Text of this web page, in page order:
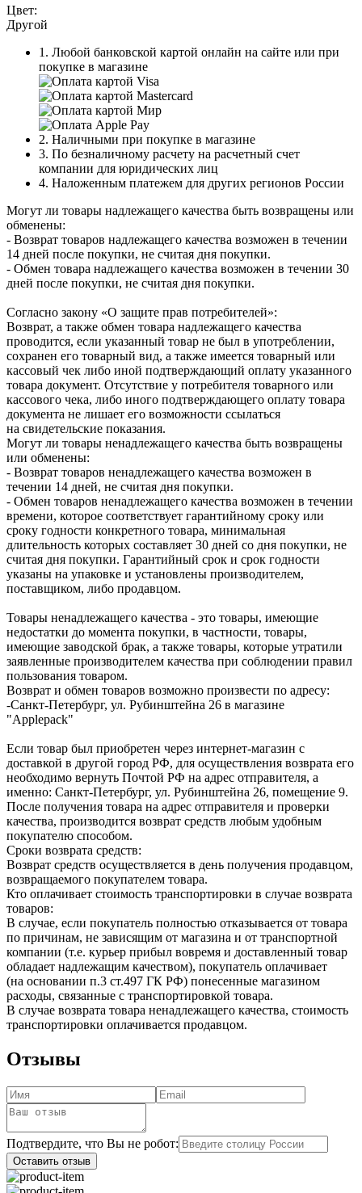
Цвет:
Другой
1. Любой банковской картой онлайн на сайте или при
покупке в магазине
2. Наличными при покупке в магазине
3. По безналичному расчету на расчетный счет
компании для юридических лиц
4. Наложенным платежем для других регионов России
Могут ли товары надлежащего качества быть возвращены или
обменены:
- Возврат товаров надлежащего качества возможен в течении
14 дней после покупки, не считая дня покупки.
- Обмен товара надлежащего качества возможен в течении 30
дней после покупки, не считая дня покупки.
Согласно закону «О защите прав потребителей»:
Возврат, а также обмен товара надлежащего качества
проводится, если указанный товар не был в употреблении,
сохранен его товарный вид, а также имеется товарный или
кассовый чек либо иной подтверждающий оплату указанного
товара документ. Отсутствие у потребителя товарного или
кассового чека, либо иного подтверждающего оплату товара
документа не лишает его возможности ссылаться
на свидетельские показания.
Могут ли товары ненадлежащего качества быть возвращены
или обменены:
- Возврат товаров ненадлежащего качества возможен в
течении 14 дней, не считая дня покупки.
- Обмен товаров ненадлежащего качества возможен в течении
времени, которое соответствует гарантийному сроку или
сроку годности конкретного товара, минимальная
длительность которых составляет 30 дней со дня покупки, не
считая дня покупки. Гарантийный срок и срок годности
указаны на упаковке и установлены производителем,
поставщиком, либо продавцом.
Товары ненадлежащего качества - это товары, имеющие
недостатки до момента покупки, в частности, товары,
имеющие заводской брак, а также товары, которые утратили
заявленные производителем качества при соблюдении правил
пользования товаром.
Возврат и обмен товаров возможно произвести по адресу:
-Санкт-Петербург, ул. Рубинштейна 26 в магазине
"Applepack"
Если товар был приобретен через интернет-магазин с
доставкой в другой город РФ, для осуществления возврата его
необходимо вернуть Почтой РФ на адрес отправителя, а
именно: Санкт-Петербург, ул. Рубинштейна 26, помещение 9.
После получения товара на адрес отправителя и проверки
качества, производится возврат средств любым удобным
покупателю способом.
Сроки возврата средств:
Возврат средств осуществляется в день получения продавцом,
возвращаемого покупателем товара.
Кто оплачивает стоимость транспортировки в случае возврата
товаров:
В случае, если покупатель полностью отказывается от товара
по причинам, не зависящим от магазина и от транспортной
компании (т.е. курьер прибыл вовремя и доставленный товар
обладает надлежащим качеством), покупатель оплачивает
(на основании п.3 ст.497 ГК РФ) понесенные магазином
расходы, связанные с транспортировкой товара.
В случае возврата товара ненадлежащего качества, стоимость
транспортировки оплачивается продавцом.
Отзывы
Подтвердите, что Вы не робот:
Оставить отзыв